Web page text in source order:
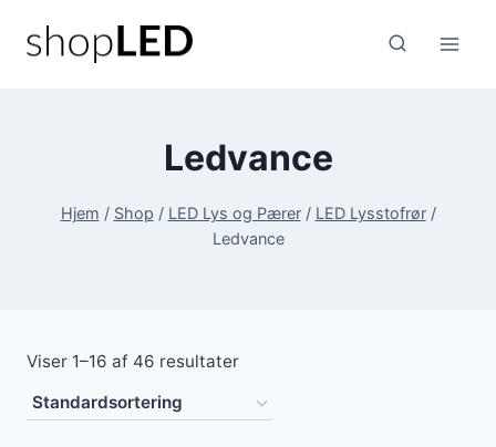
Ledvance
Hjem / Shop / LED Lys og Pærer / LED Lysstofrør /
Ledvance
Viser 1–16 af 46 resultater